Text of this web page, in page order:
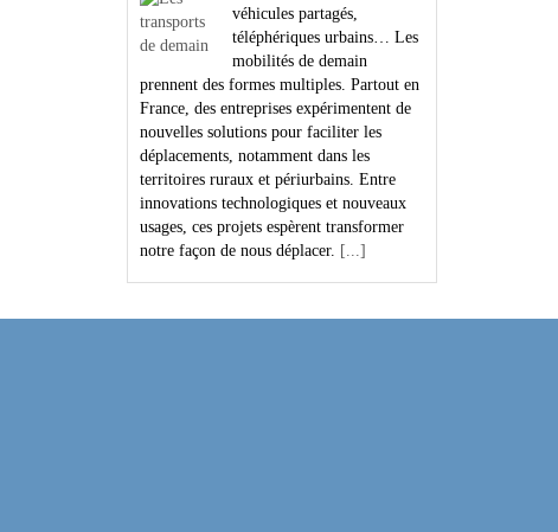
véhicules partagés,
téléphériques urbains… Les
mobilités de demain
prennent des formes multiples. Partout en
France, des entreprises expérimentent de
nouvelles solutions pour faciliter les
déplacements, notamment dans les
territoires ruraux et périurbains. Entre
innovations technologiques et nouveaux
usages, ces projets espèrent transformer
notre façon de nous déplacer. [...]